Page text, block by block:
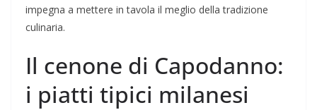
impegna a mettere in tavola il meglio della tradizione
culinaria.
Il cenone di Capodanno:
i piatti tipici milanesi